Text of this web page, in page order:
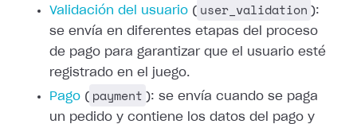
Validación del usuario ( user_validation ):
se envía en diferentes etapas del proceso
de pago para garantizar que el usuario esté
registrado en el juego.
Pago ( payment ): se envía cuando se paga
un pedido y contiene los datos del pago y